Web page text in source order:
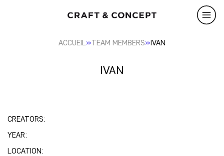
ACCUEIL»TEAM MEMBERS»IVAN
IVAN
CREATORS:
YEAR:
LOCATION: